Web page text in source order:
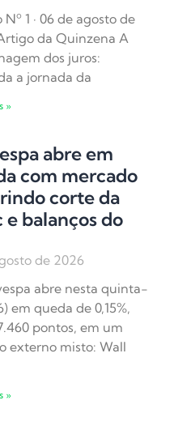
Nº 1 · 06 de agosto de
da Quinzena A
dos juros:
a jornada da
»
abre em
com mercado
corte da
e balanços do
de 2026
abre nesta quinta-
em queda de 0,15%,
pontos, em um
externo misto: Wall
»